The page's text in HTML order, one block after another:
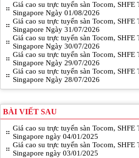
Giá cao su trực tuyến sàn Tocom, SHFE
Singapore Ngày 01/08/2026
Giá cao su trực tuyến sàn Tocom, SHFE
Singapore Ngày 31/07/2026
Giá cao su trực tuyến sàn Tocom, SHFE
Singapore Ngày 30/07/2026
Giá cao su trực tuyến sàn Tocom, SHFE
Singapore Ngày 29/07/2026
Giá cao su trực tuyến sàn Tocom, SHFE
Singapore Ngày 28/07/2026
BÀI VIẾT SAU
Giá cao su trực tuyến sàn Tocom, SHFE
Singapore ngày 04/01/2025
Giá cao su trực tuyến sàn Tocom, SHFE
Singapore ngày 03/01/2025